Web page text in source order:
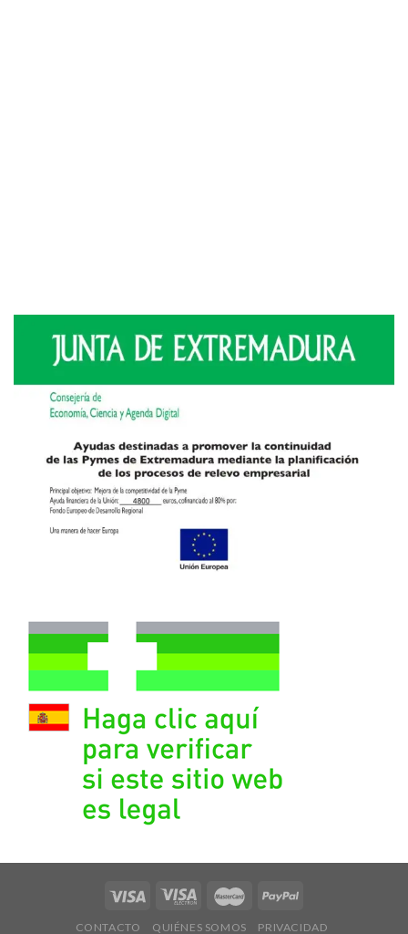
CONTACTO QUIÉNES SOMOS
PRIVACIDAD